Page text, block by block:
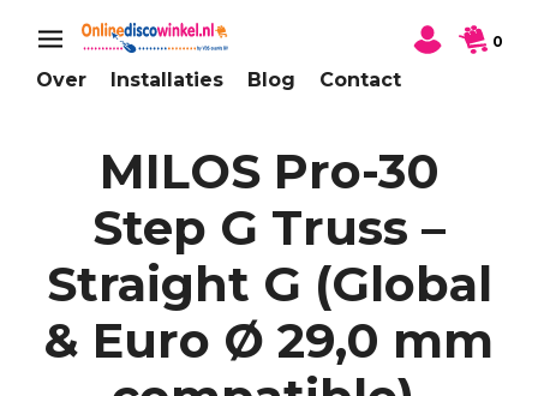
Over Installaties Blog Contact
0
MILOS Pro-30
Step G Truss –
Straight G (Global
& Euro Ø 29,0 mm